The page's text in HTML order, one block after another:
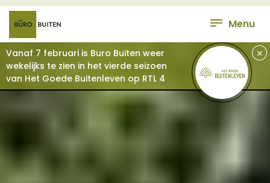
Menu
Vanaf 7 februari is Buro Buiten weer
wekelijks te zien in het vierde seizoen
van Het Goede Buitenleven op RTL 4
+